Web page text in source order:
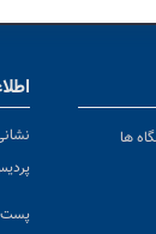
ها
پست